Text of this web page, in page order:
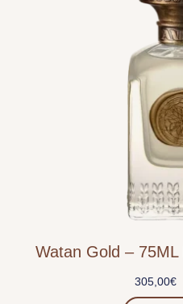
Watan Gold – 75ML
305,00€